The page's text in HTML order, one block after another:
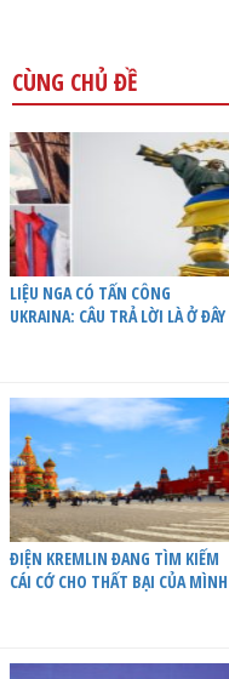
CÙNG CHỦ ĐỀ
LIỆU NGA CÓ TẤN CÔNG
UKRAINA: CÂU TRẢ LỜI LÀ Ở ĐÂY
ĐIỆN KREMLIN ĐANG TÌM KIẾM
CÁI CỚ CHO THẤT BẠI CỦA MÌNH